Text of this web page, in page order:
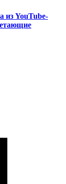
из YouTube-